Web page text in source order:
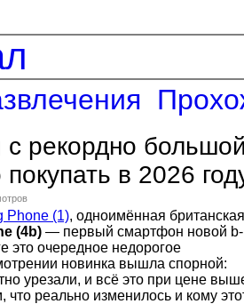
рекордно
в 2026
Phone (1), одноимённая британская
(4b) — первый смартфон новой b-
это очередное недорогое
новинка вышла спорной:
урезали, и всё это при цене
реально изменилось и кому